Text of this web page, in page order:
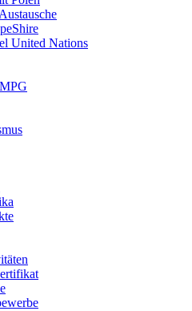
United Nations